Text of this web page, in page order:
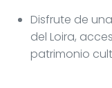
Disfrute de
del Loira,
patrimonio